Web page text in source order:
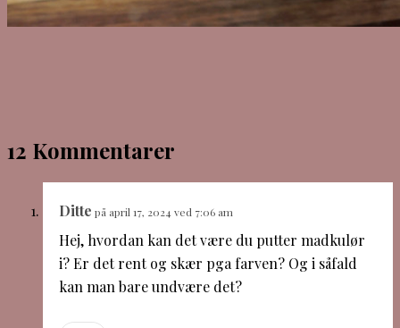
12 Kommentarer
Ditte på april 17, 2024 ved 7:06 am
Hej, hvordan kan det være du putter madkulør
i? Er det rent og skær pga farven? Og i såfald
kan man bare undvære det?